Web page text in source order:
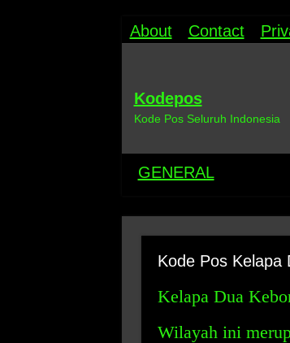
About Contact
Kodepos
Kode Pos Seluruh Indonesia
GENERAL
Kode Pos Kelapa
Kelapa Dua
Wilayah ini